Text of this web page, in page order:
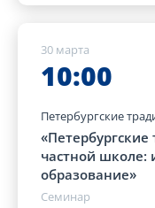
30 марта
10:00
Петербургские
частной школе:
образование»
Семинар